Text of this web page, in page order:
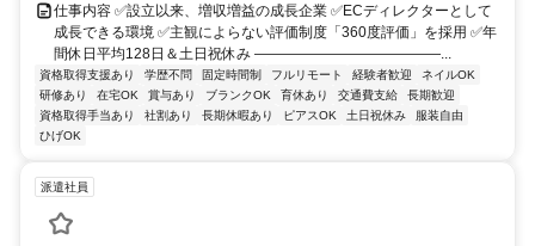
仕事内容 ✅設立以来、増収増益の成長企業 ✅ECディレクターとして
成長できる環境 ✅主観によらない評価制度「360度評価」を採用 ✅年
間休日平均128日＆土日祝休み ―――――――――――――...
資格取得支援あり 学歴不問 固定時間制 フルリモート 経験者歓迎
ネイルOK
研修あり
在宅OK 賞与あり ブランクOK 育休あり 交通費支給
長期歓迎
資格取得手当あり
社割あり 長期休暇あり ピアスOK 土日祝休み
服装自由
ひげOK
派遣社員